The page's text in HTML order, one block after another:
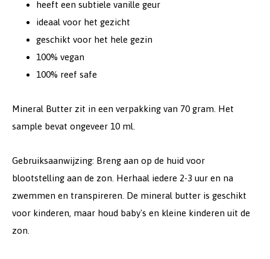
heeft een subtiele vanille geur
ideaal voor het gezicht
geschikt voor het hele gezin
100% vegan
100% reef safe
Mineral Butter zit in een verpakking van 70 gram. Het
sample bevat ongeveer 10 ml.
Gebruiksaanwijzing: Breng aan op de huid voor
blootstelling aan de zon. Herhaal iedere 2-3 uur en na
zwemmen en transpireren. De mineral butter is geschikt
voor kinderen, maar houd baby's en kleine kinderen uit de
zon.